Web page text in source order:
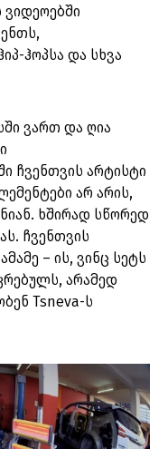
ვიდეოებში
ჰოპსა და სხვა
ვართ და ღია
ჩვენთვის არტისტი
არ არის,
ხშირად სწორედ
ჩვენთვის
– ის, ვინც სეტს
არამედ
Tsneva-ს